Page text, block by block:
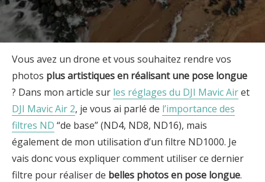
Vous avez un drone et vous souhaitez rendre vos
photos plus artistiques en réalisant une pose longue
? Dans mon article sur les réglages du DJI Mavic Airet
DJI Mavic Air 2, je vous ai parlé de l’importance des
filtres ND “de base” (ND4, ND8, ND16), mais
également de mon utilisation d’un filtre ND1000. Je
vais donc vous expliquer comment utiliser ce dernier
filtre pour réaliser de belles photos en pose longue.